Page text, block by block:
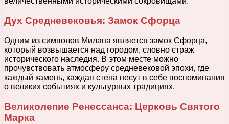
Дух Средневековья: Замок Сфорца
Одним из символов Милана является замок Сфорца,
который возвышается над городом, словно страж
исторического наследия. В этом месте можно
прочувствовать атмосферу средневековой эпохи, где
каждый камень, каждая стена несут в себе воспоминания
о великих событиях и культурных традициях.
Великолепие Ренессанса: Церковь Святого
Марка